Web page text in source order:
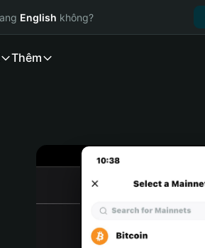
English không?
Thêm